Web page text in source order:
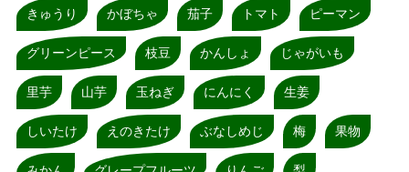
きゅうり かぼちゃ 茄子 トマト ピーマン
グリーンピース 枝豆 かんしょ じゃがいも
里芋 山芋 玉ねぎ にんにく 生姜
しいたけ えのきたけ ぶなしめじ 梅 果物